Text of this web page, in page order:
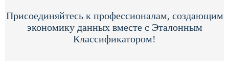
Присоединяйтесь к профессионалам, создающим
экономику данных вместе с Эталонным
Классификатором!